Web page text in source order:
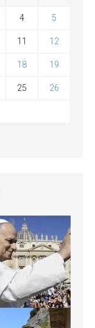
4 5
11 12
18 19
25 26